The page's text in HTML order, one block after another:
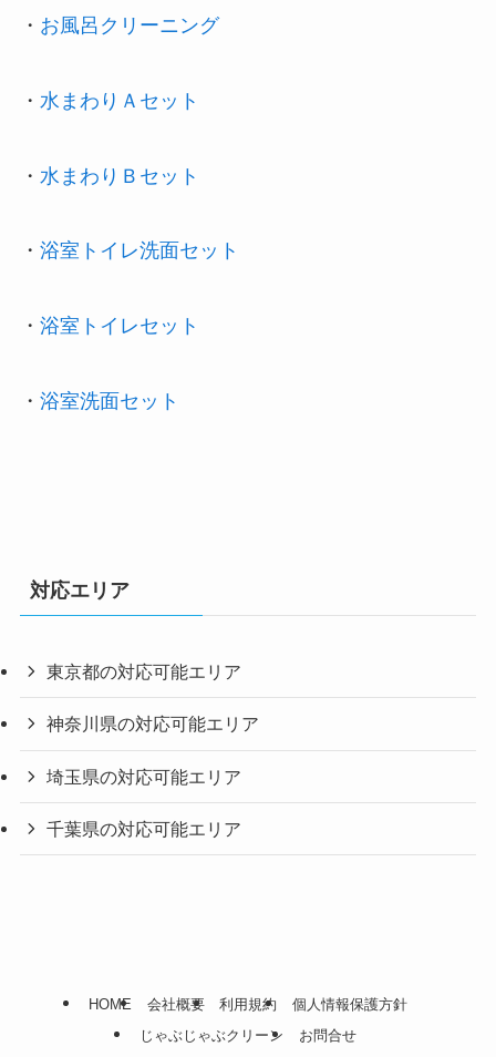
・ お風呂クリーニング
・ 水まわりＡセット
・ 水まわりＢセット
・ 浴室トイレ洗面セット
・ 浴室トイレセット
・ 浴室洗面セット
対応エリア
東京都の対応可能エリア
神奈川県の対応可能エリア
埼玉県の対応可能エリア
千葉県の対応可能エリア
HOME 会社概要 利用規約
個人情報保護方針
じゃぶじゃぶクリーン
お問合せ